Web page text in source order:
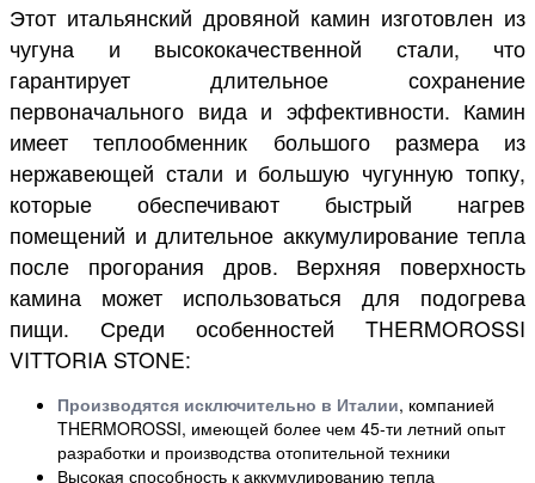
Этот итальянский дровяной камин изготовлен из
чугуна и высококачественной стали, что
гарантирует длительное сохранение
первоначального вида и эффективности. Камин
имеет теплообменник большого размера из
нержавеющей стали и большую чугунную топку,
которые обеспечивают быстрый нагрев
помещений и длительное аккумулирование тепла
после прогорания дров. Верхняя поверхность
камина может использоваться для подогрева
пищи. Среди особенностей THERMOROSSI
VITTORIA STONE:
Производятся исключительно в Италии, компанией
THERMOROSSI, имеющей более чем 45-ти летний опыт
разработки и производства отопительной техники
Высокая способность к аккумулированию тепла